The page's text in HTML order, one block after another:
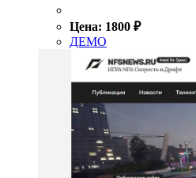
Цена: 1800 ₽
ДЕМО